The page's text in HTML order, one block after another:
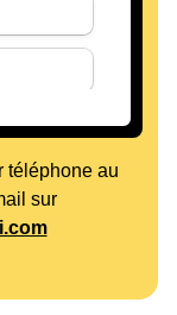
téléphone au
sur